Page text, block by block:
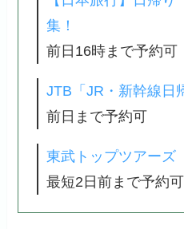
集！
前日16時まで予約可
JTB「JR・新幹線日
前日まで予約可
東武トップツアーズ
最短2日前まで予約可